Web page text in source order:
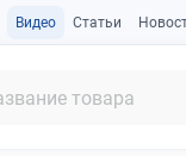
Видео Статьи